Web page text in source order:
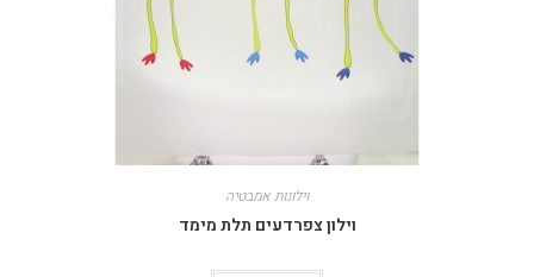
וילונות אמבטיה
וילון צפרדעים תלת מימד